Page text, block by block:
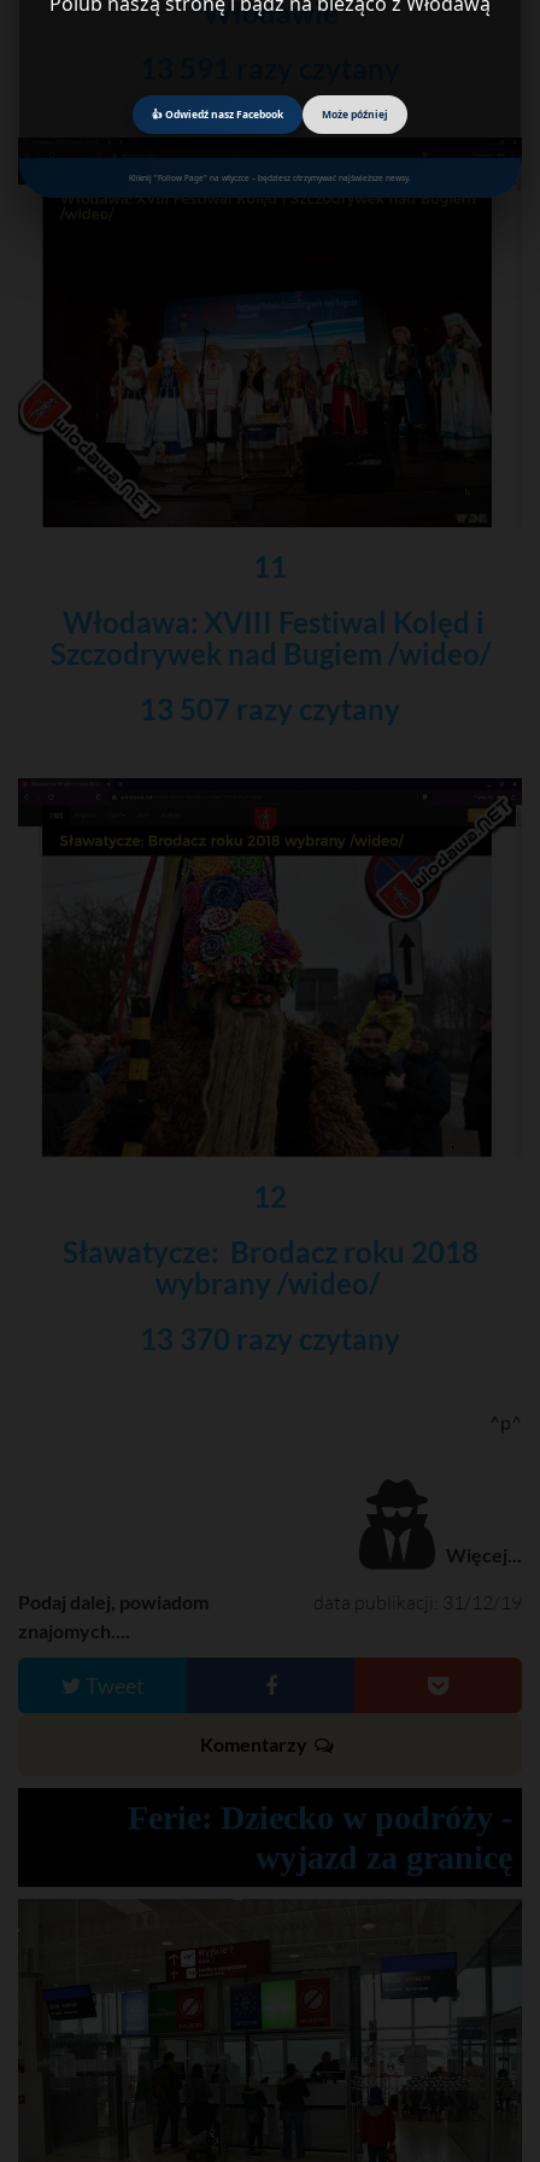
👍 Odwiedź nasz Facebook Może później
Kliknij "Follow Page" na wtyczce – będziesz otrzymywać najświeższe newsy.
Włodawie
11
Włodawa: XVIII Festiwal Kolęd i
Szczodrywek nad Bugiem /wideo/
13 507 razy czytany
12
Sławatycze: Brodacz roku 2018
wybrany /wideo/
13 370 razy czytany
^p^
Więcej...
data publikacji: 31/12/19
Podaj dalej, powiadom
znajomych....
Tweet
Komentarzy
Ferie: Dziecko w podróży -
wyjazd za granicę